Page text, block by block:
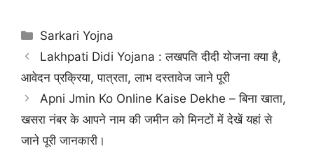
Categories
Sarkari Yojna
Lakhpati Didi Yojana : लखपति दीदी योजना क्या है,
आवेदन प्रक्रिया, पात्रता, लाभ दस्तावेज जाने पूरी
Apni Jmin Ko Online Kaise Dekhe – बिना खाता,
खसरा नंबर के आपने नाम की जमीन को मिनटों में देखें यहां से
जाने पूरी जानकारी।